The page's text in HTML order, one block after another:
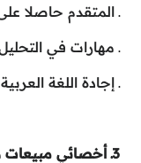
ـ المتقدم حاصلا
ـ مهارات في
ـ إجادة اللغة
3ـ أخصائي مبيعات داخلية